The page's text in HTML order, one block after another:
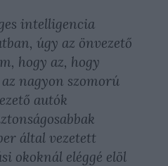
intelligencia
úgy az önvezető
hogy az, hogy
nagyon szomorú
autók
által vezetett
okoknál eléggé elöl